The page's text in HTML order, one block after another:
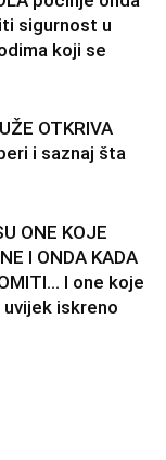
sigurnost u
koji se
OTKRIVA
i saznaj šta
ONE KOJE
I ONDA KADA
I one koje
iskreno